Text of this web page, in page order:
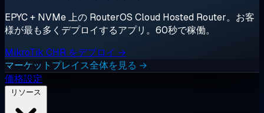
EPYC + NVMe 上の RouterOS Cloud Hosted Router。お客
様が最も多くデプロイするアプリ。60秒で稼働。
MikroTik CHR をデプロイ →
マーケットプレイス全体を見る →
価格設定